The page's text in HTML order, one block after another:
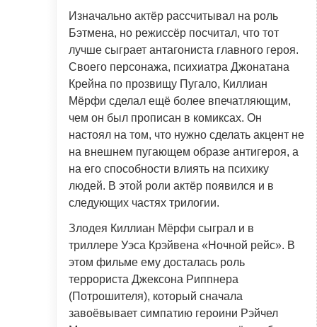
Изначально актёр рассчитывал на роль
Бэтмена, но режиссёр посчитал, что тот
лучше сыграет антагониста главного героя.
Своего персонажа, психиатра Джонатана
Крейна по прозвищу Пугало, Киллиан
Мёрфи сделал ещё более впечатляющим,
чем он был прописан в комиксах. Он
настоял на том, что нужно сделать акцент не
на внешнем пугающем образе антигероя, а
на его способности влиять на психику
людей. В этой роли актёр появился и в
следующих частях трилогии.
Злодея Киллиан Мёрфи сыграл и в
триллере Уэса Крэйвена «Ночной рейс». В
этом фильме ему досталась роль
террориста Джексона Риппнера
(Потрошителя), который сначала
завоёвывает симпатию героини Рэйчел